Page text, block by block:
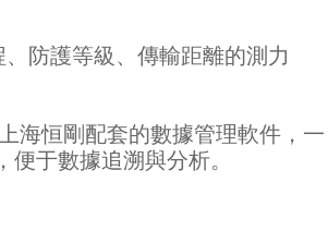
防護等級、傳輸距離的測力
海恒剛配套的數據管理軟件，一
于數據追溯與分析。